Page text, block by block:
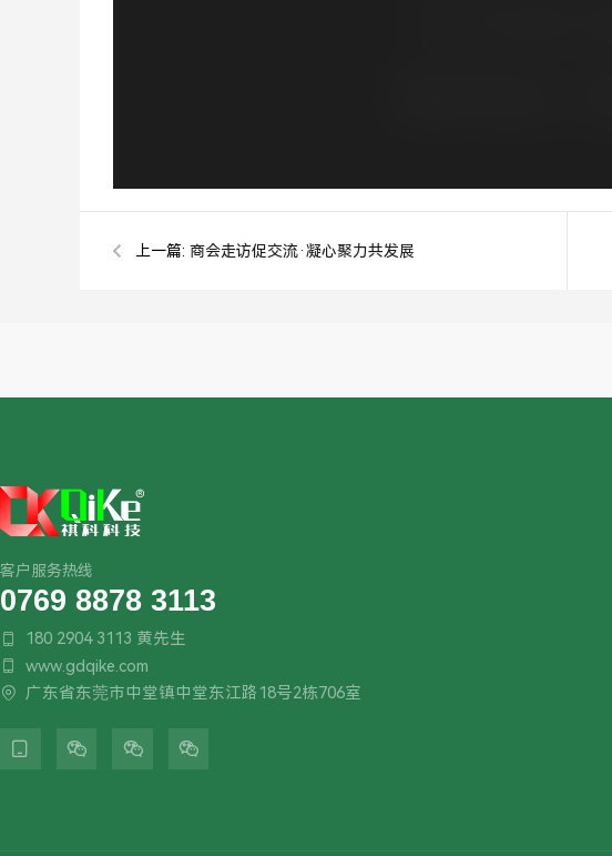
上一篇: 商会走访促交流·凝心聚力共发展
客户服务热线
0769 8878 3113
 180 2904 3113 黄先生
 www.gdqike.com
 广东省东莞市中堂镇中堂东江路18号2栋706室
   